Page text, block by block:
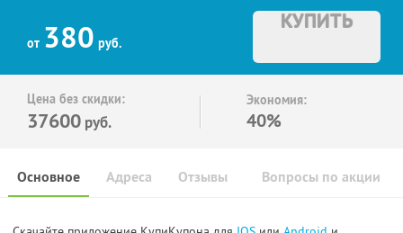
от 380 руб.
КУПИТЬ
Цена без скидки:
37600 руб.
Экономия:
40%
Основное Отзывы Вопросы по акции
Адреса